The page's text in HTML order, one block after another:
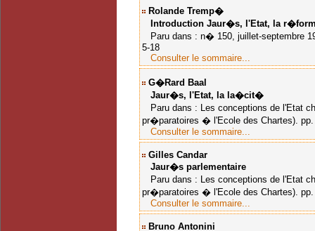
Rolande Tremp�
Introduction Jaur�s, l'Etat, la
Paru dans : n� 150, juillet-septembre
5-18
Consulter le sommaire...
G�rard Baal
Jaur�s, l'Etat, la la�cit�
Paru dans : Les conceptions de l'Etat
pr�paratoires � l'Ecole des Chartes). pp.
Consulter le sommaire...
Gilles Candar
Jaur�s parlementaire
Paru dans : Les conceptions de l'Etat
pr�paratoires � l'Ecole des Chartes). pp.
Consulter le sommaire...
Bruno Antonini